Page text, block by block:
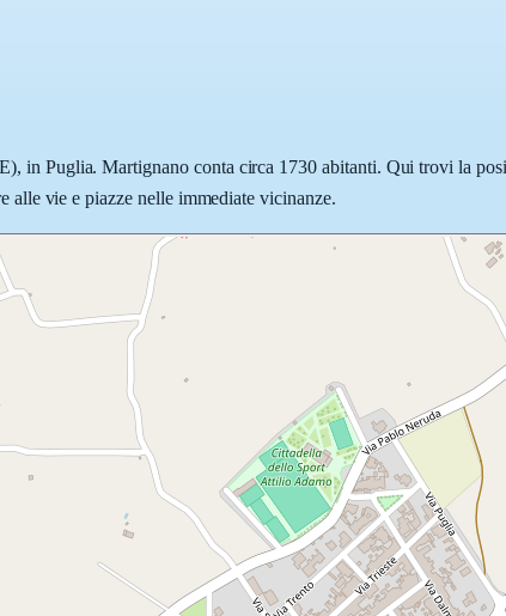
in Puglia. Martignano conta circa 1730 abitanti. Qui trovi la
vie e piazze nelle immediate vicinanze.